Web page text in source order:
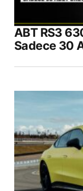
ABT RS3
Sadece 30